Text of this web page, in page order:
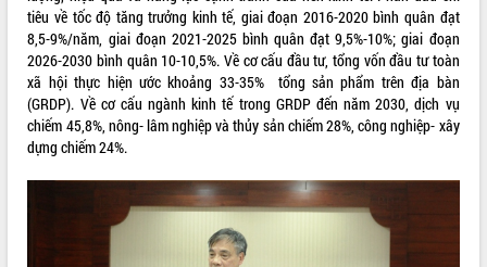
VIDEO
Loading the player...
Khám bệnh, cấp phát thuốc miễn phí
và tặng quà người dân xã Cư Pui
tháng 7/2026
Lễ truy tặng danh hiệu “Bà Mẹ Việt
Nam Anh hùng” và trao Huân chương
Lao động
tiêu về tốc độ tăng trưởng kinh tế, giai đoạn 2016-2020 bình quân đạt
8,5-9%/năm, giai đoạn 2021-2025 bình quân đạt 9,5%-10%; giai đoạn
2026-2030 bình quân 10-10,5%. Về cơ cấu đầu tư, tổng vốn đầu tư toàn
xã hội thực hiện ước khoảng 33-35% tổng sản phẩm trên địa bàn
(GRDP). Về cơ cấu ngành kinh tế trong GRDP đến năm 2030, dịch vụ
chiếm 45,8%, nông- lâm nghiệp và thủy sản chiếm 28%, công nghiệp- xây
dựng chiếm 24%.